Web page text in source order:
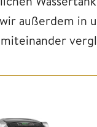
außerdem in
miteinander